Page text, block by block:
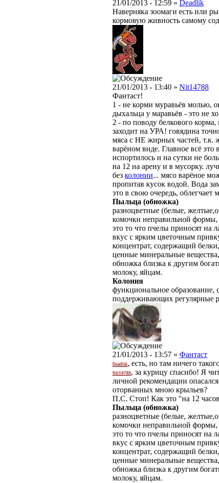
21/01/2013 - 12:59 » Deadlik
Наверняка зоомаги есть или
кормовую живность самому
21/01/2013 - 13:40 » Nit14788
Фантаст!
1 - не корми муравьёв молью,
дыхальца у маравьёв - это не
2 - по поводу белкового
заходит на УРА! говядина
мяса с НЕ жирных частей, т.к.
варёном виде. Главное всё это
испортилось и на сутки не
на 12 на арену и в мусорку.
без колонии... мясо варёное
пропитав кусок водой. Вода
это в свою очередь, облегчает
Пыльца (обножка)
разноцветные (белые,
комочки неправильной
это то что пчелы приносят на
вкус с ярким цветочным
концентрат, содержащий
ценные минеральные
обножка близка к другим
молоку, яйцам.
Колония
функциональное образование,
поддерживающих регулярные
21/01/2013 - 13:57 » Фантаст
Deadlik, есть, но там ничего
Nit14788 , за курицу спасибо! Я
личной рекомендации
оторванных мною крыльев?
П.С. Стоп! Как это "на 12
Пыльца (обножка)
разноцветные (белые,
комочки неправильной
это то что пчелы приносят на
вкус с ярким цветочным
концентрат, содержащий
ценные минеральные
обножка близка к другим
молоку, яйцам.